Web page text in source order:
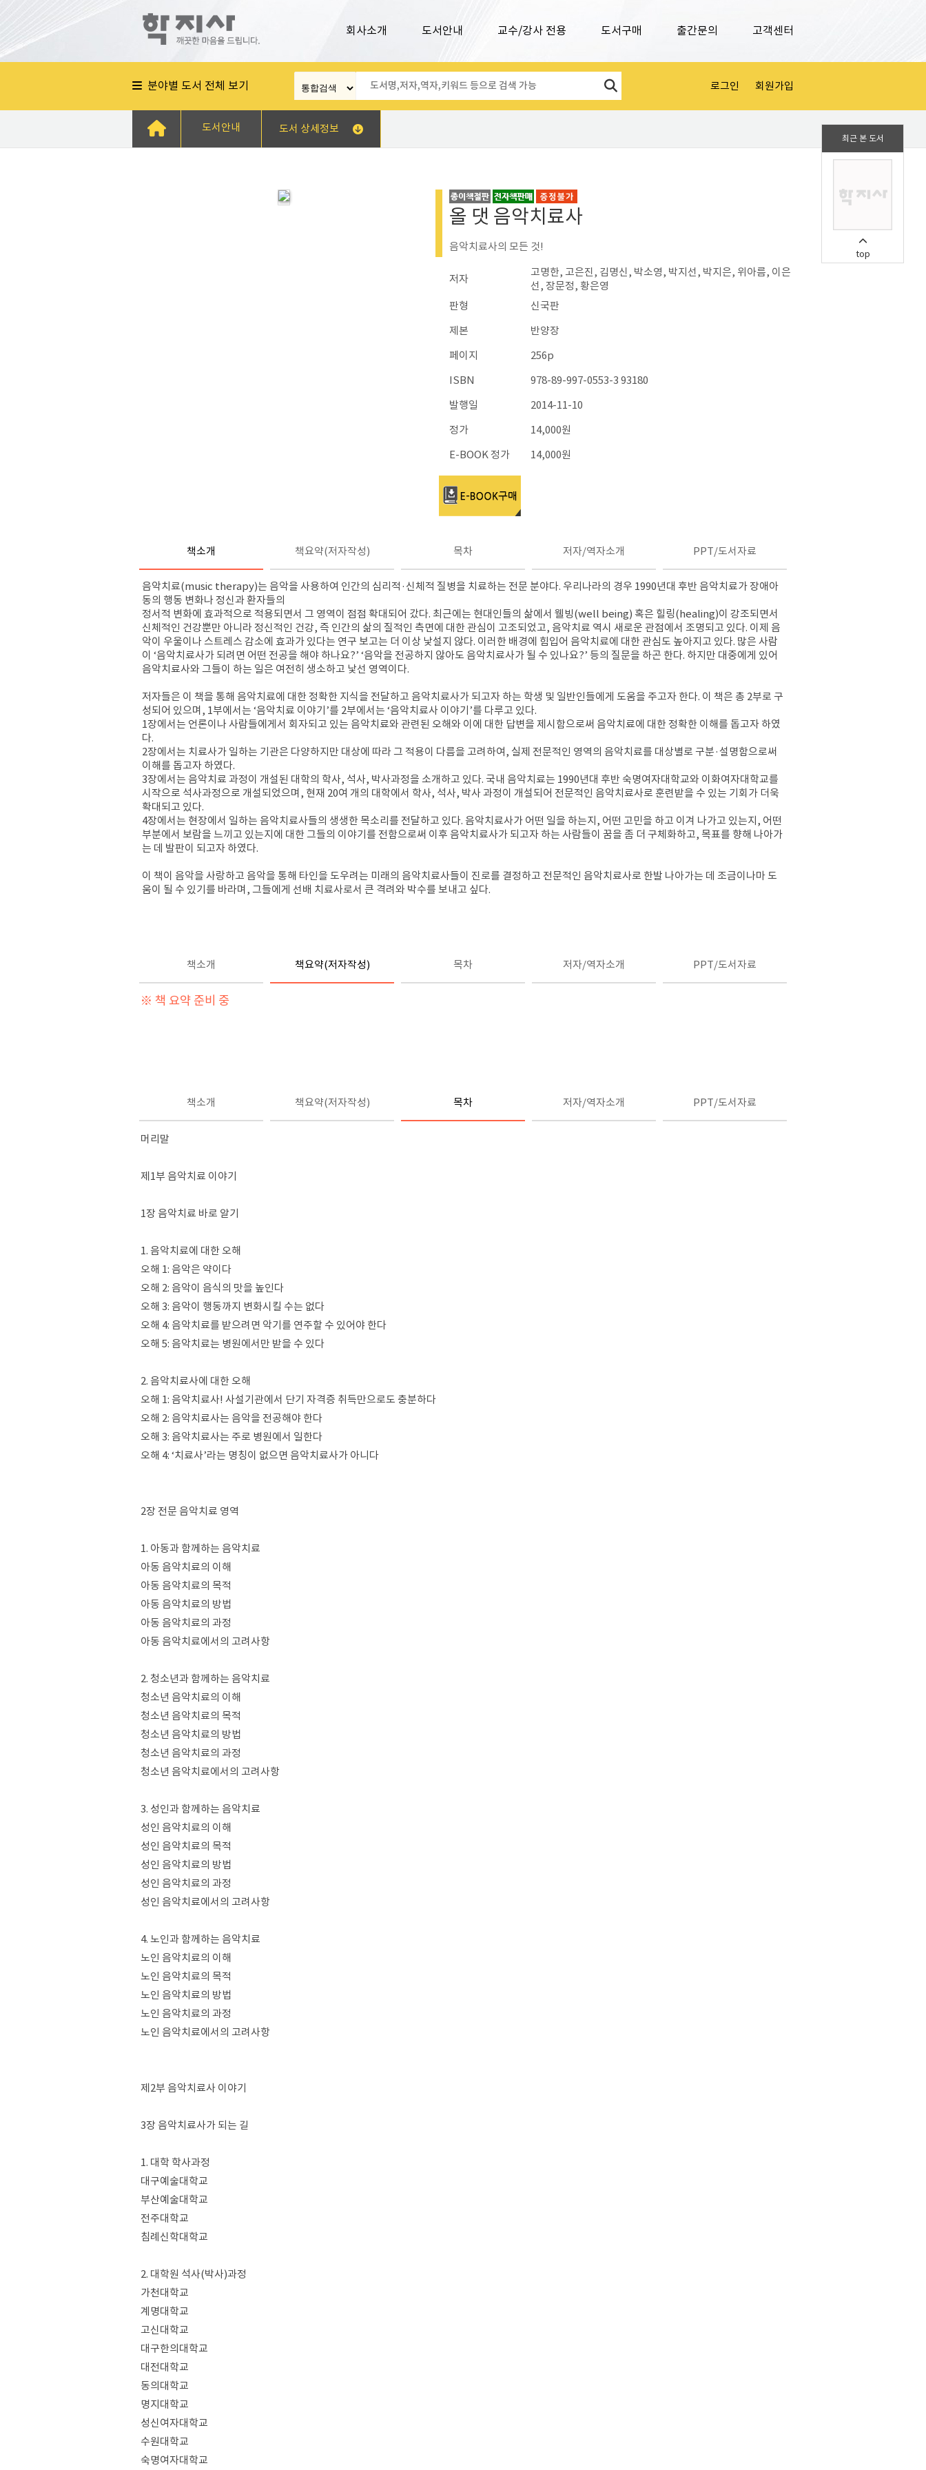
최근 본 도서
top
회사소개 도서안내 교수/강사 전용 도서구매 출간문의 고객센터
분야별 도서 전체 보기 로그인 회원가입
도서안내 도서 상세정보
올 댓 음악치료사
음악치료사의 모든 것!
저자
고명한, 고은진, 김명신, 박소영, 박지선, 박지은, 위아름, 이은
선, 장문정, 황은영
판형
신국판
제본
반양장
페이지
256p
ISBN
978-89-997-0553-3 93180
발행일
2014-11-10
정가
14,000원
E-BOOK 정가
14,000원
책소개 책요약(저자작성) 목차 저자/역자소개 PPT/도서자료
음악치료(music therapy)는 음악을 사용하여 인간의 심리적·신체적 질병을 치료하는 전문 분야다. 우리나라의 경우 1990년대 후반 음악치료가 장애아
동의 행동 변화나 정신과 환자들의
정서적 변화에 효과적으로 적용되면서 그 영역이 점점 확대되어 갔다. 최근에는 현대인들의 삶에서 웰빙(well being) 혹은 힐링(healing)이 강조되면서
신체적인 건강뿐만 아니라 정신적인 건강, 즉 인간의 삶의 질적인 측면에 대한 관심이 고조되었고, 음악치료 역시 새로운 관점에서 조명되고 있다. 이제 음
악이 우울이나 스트레스 감소에 효과가 있다는 연구 보고는 더 이상 낯설지 않다. 이러한 배경에 힘입어 음악치료에 대한 관심도 높아지고 있다. 많은 사람
이 ‘음악치료사가 되려면 어떤 전공을 해야 하나요?’ ‘음악을 전공하지 않아도 음악치료사가 될 수 있나요?’ 등의 질문을 하곤 한다. 하지만 대중에게 있어
음악치료사와 그들이 하는 일은 여전히 생소하고 낯선 영역이다.
저자들은 이 책을 통해 음악치료에 대한 정확한 지식을 전달하고 음악치료사가 되고자 하는 학생 및 일반인들에게 도움을 주고자 한다. 이 책은 총 2부로 구
성되어 있으며, 1부에서는 ‘음악치료 이야기’를 2부에서는 ‘음악치료사 이야기’를 다루고 있다.
1장에서는 언론이나 사람들에게서 회자되고 있는 음악치료와 관련된 오해와 이에 대한 답변을 제시함으로써 음악치료에 대한 정확한 이해를 돕고자 하였
다.
2장에서는 치료사가 일하는 기관은 다양하지만 대상에 따라 그 적용이 다름을 고려하여, 실제 전문적인 영역의 음악치료를 대상별로 구분·설명함으로써
이해를 돕고자 하였다.
3장에서는 음악치료 과정이 개설된 대학의 학사, 석사, 박사과정을 소개하고 있다. 국내 음악치료는 1990년대 후반 숙명여자대학교와 이화여자대학교를
시작으로 석사과정으로 개설되었으며, 현재 20여 개의 대학에서 학사, 석사, 박사 과정이 개설되어 전문적인 음악치료사로 훈련받을 수 있는 기회가 더욱
확대되고 있다.
4장에서는 현장에서 일하는 음악치료사들의 생생한 목소리를 전달하고 있다. 음악치료사가 어떤 일을 하는지, 어떤 고민을 하고 이겨 나가고 있는지, 어떤
부분에서 보람을 느끼고 있는지에 대한 그들의 이야기를 전함으로써 이후 음악치료사가 되고자 하는 사람들이 꿈을 좀 더 구체화하고, 목표를 향해 나아가
는 데 발판이 되고자 하였다.
이 책이 음악을 사랑하고 음악을 통해 타인을 도우려는 미래의 음악치료사들이 진로를 결정하고 전문적인 음악치료사로 한발 나아가는 데 조금이나마 도
움이 될 수 있기를 바라며, 그들에게 선배 치료사로서 큰 격려와 박수를 보내고 싶다.
책소개 책요약(저자작성) 목차 저자/역자소개 PPT/도서자료
※ 책 요약 준비 중
책소개 책요약(저자작성) 목차 저자/역자소개 PPT/도서자료
머리말
제1부 음악치료 이야기
1장 음악치료 바로 알기
1. 음악치료에 대한 오해
오해 1: 음악은 약이다
오해 2: 음악이 음식의 맛을 높인다
오해 3: 음악이 행동까지 변화시킬 수는 없다
오해 4: 음악치료를 받으려면 악기를 연주할 수 있어야 한다
오해 5: 음악치료는 병원에서만 받을 수 있다
2. 음악치료사에 대한 오해
오해 1: 음악치료사! 사설기관에서 단기 자격증 취득만으로도 충분하다
오해 2: 음악치료사는 음악을 전공해야 한다
오해 3: 음악치료사는 주로 병원에서 일한다
오해 4: ‘치료사’라는 명칭이 없으면 음악치료사가 아니다
2장 전문 음악치료 영역
1. 아동과 함께하는 음악치료
아동 음악치료의 이해
아동 음악치료의 목적
아동 음악치료의 방법
아동 음악치료의 과정
아동 음악치료에서의 고려사항
2. 청소년과 함께하는 음악치료
청소년 음악치료의 이해
청소년 음악치료의 목적
청소년 음악치료의 방법
청소년 음악치료의 과정
청소년 음악치료에서의 고려사항
3. 성인과 함께하는 음악치료
성인 음악치료의 이해
성인 음악치료의 목적
성인 음악치료의 방법
성인 음악치료의 과정
성인 음악치료에서의 고려사항
4. 노인과 함께하는 음악치료
노인 음악치료의 이해
노인 음악치료의 목적
노인 음악치료의 방법
노인 음악치료의 과정
노인 음악치료에서의 고려사항
제2부 음악치료사 이야기
3장 음악치료사가 되는 길
1. 대학 학사과정
대구예술대학교
부산예술대학교
전주대학교
침례신학대학교
2. 대학원 석사(박사)과정
가천대학교
계명대학교
고신대학교
대구한의대학교
대전대학교
동의대학교
명지대학교
성신여자대학교
수원대학교
숙명여자대학교